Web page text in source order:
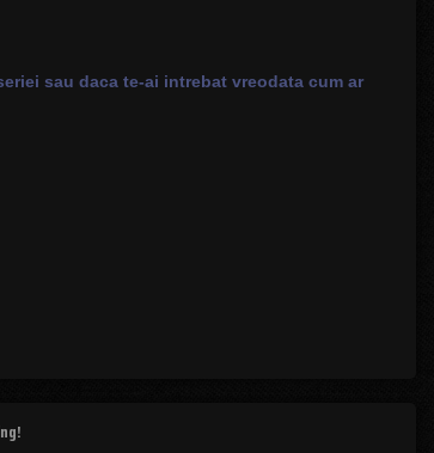
sau daca te-ai intrebat vreodata cum ar